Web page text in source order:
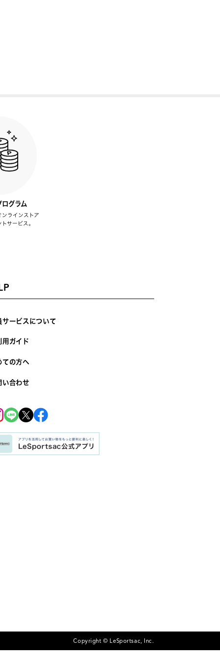
ログラム
ラインストア
サービス。
サービスについて
用ガイド
ての方へ
い合わせ
Copyright © LeSportsac, Inc.